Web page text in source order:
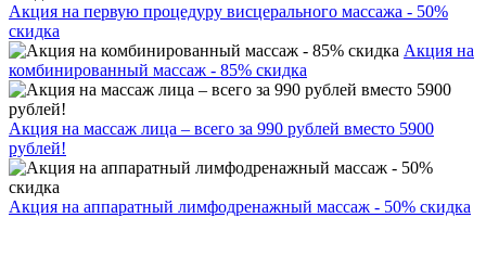
Акция на первую процедуру висцерального массажа - 50%
скидка
Акция на
комбинированный массаж - 85% скидка
Акция на массаж лица – всего за 990 рублей вместо 5900
рублей!
Акция на аппаратный лимфодренажный массаж - 50% скидка